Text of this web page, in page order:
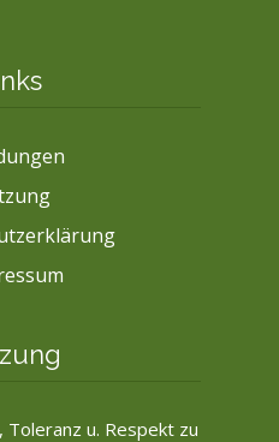
Toleranz u. Respekt zu